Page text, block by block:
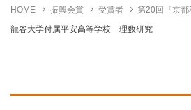
HOME 振興会賞 受賞者
第20回『京
龍谷大学付属平安高等学校 理数研究